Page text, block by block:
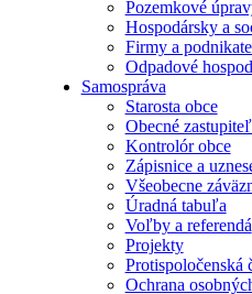
Pozemkové
Hospodársky a
Firmy a
Odpadové
Samospráva
Starosta obce
Obecné
Kontrolór obce
Zápisnice a
Všeobecne
Úradná tabuľa
Voľby a referendá
Projekty
Protispoločenská
Ochrana